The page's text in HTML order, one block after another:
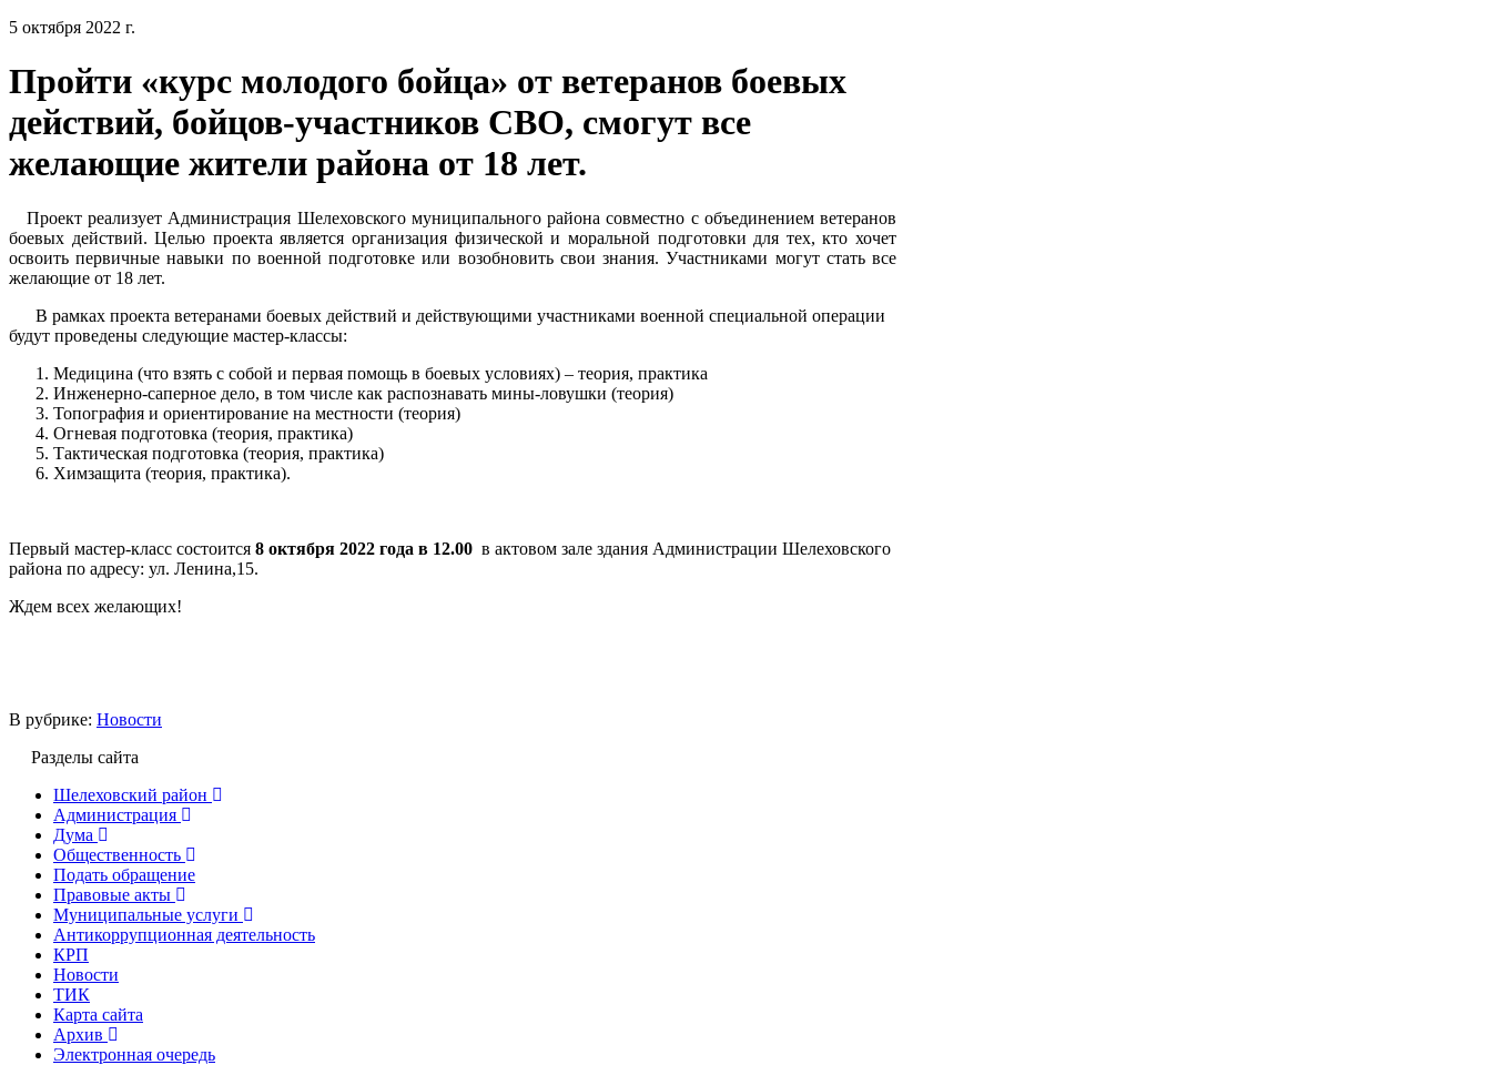
5 октября 2022 г.
Пройти «курс молодого бойца» от ветеранов боевых
действий, бойцов-участников СВО, смогут все
желающие жители района от 18 лет.
Проект реализует Администрация Шелеховского муниципального района совместно с объединением ветеранов
боевых действий. Целью проекта является организация физической и моральной подготовки для тех, кто хочет
освоить первичные навыки по военной подготовке или возобновить свои знания. Участниками могут стать все
желающие от 18 лет.
В рамках проекта ветеранами боевых действий и действующими участниками военной специальной операции
будут проведены следующие мастер-классы:
Медицина (что взять с собой и первая помощь в боевых условиях) – теория, практика
Инженерно-саперное дело, в том числе как распознавать мины-ловушки (теория)
Топография и ориентирование на местности (теория)
Огневая подготовка (теория, практика)
Тактическая подготовка (теория, практика)
Химзащита (теория, практика).
Первый мастер-класс состоится 8 октября 2022 года в 12.00 в актовом зале здания Администрации Шелеховского
района по адресу: ул. Ленина,15.
Ждем всех желающих!
В рубрике: Новости
Разделы сайта
Шелеховский район
Администрация
Дума
Общественность
Подать обращение
Правовые акты
Муниципальные услуги
Антикоррупционная деятельность
КРП
Новости
ТИК
Карта сайта
Архив
Электронная очередь